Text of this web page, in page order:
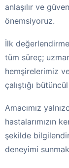
anlaşılır ve
önemsiyoruz.
İlk
tüm süreç;
hemşirelerimiz
çalıştığı
Amacımız
hastalarımızın
şekilde
deneyimi